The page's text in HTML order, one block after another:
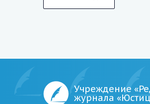
Учреждение
журнала